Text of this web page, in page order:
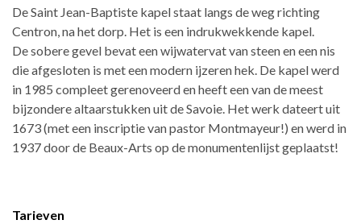
De Saint Jean-Baptiste kapel staat langs de weg richting
Centron, na het dorp. Het is een indrukwekkende kapel.
De sobere gevel bevat een wijwatervat van steen en een nis
die afgesloten is met een modern ijzeren hek. De kapel werd
in 1985 compleet gerenoveerd en heeft een van de meest
bijzondere altaarstukken uit de Savoie. Het werk dateert uit
1673 (met een inscriptie van pastor Montmayeur!) en werd in
1937 door de Beaux-Arts op de monumentenlijst geplaatst!
Tarieven